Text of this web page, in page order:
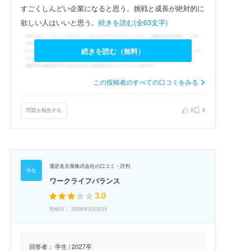
すごくしんどい企業になると思う。挑戦と成長が絶対的に
欲しい人はいいと思う。 続きを読む(全63文字)
続きを読む（無料）
この投稿者のすべての口コミをみる
問題を報告する 0 0
瀧定名古屋株式会社の口コミ・評判
ワークライフバランス
3.0
投稿日： 2026年5月20日
回答者： 学生 / 2027卒